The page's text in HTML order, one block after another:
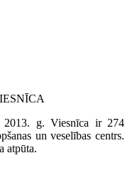
2013. g. Viesnīca ir 274
un veselības centrs.
atpūta.